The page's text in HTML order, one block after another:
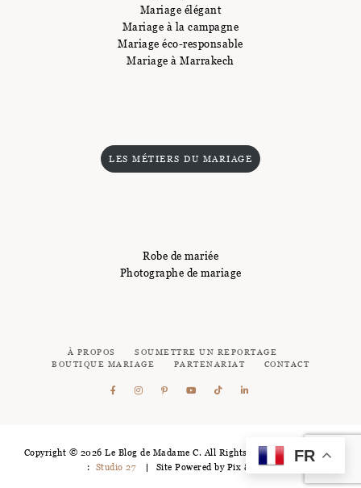
Mariage élégant
Mariage à la campagne
Mariage éco-responsable
Mariage à Marrakech
LES MÉTIERS DU MARIAGE
Robe de mariée
Photographe de mariage
À PROPOS
SOUMETTRE UN REPORTAGE
BOUTIQUE MARIAGE
PARTENARIAT CONTACT
Copyright © 2026 Le Blog de Madame C. All Rights Reserved - Logotype
: Studio 27 Site Powered by Pix & Hue.
FR